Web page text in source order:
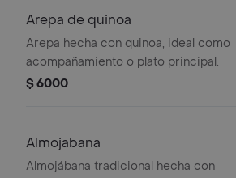
Arepa de quinoa
Arepa hecha con quinoa, ideal como
acompañamiento o plato principal.
$ 6000
Almojabana
Almojábana tradicional hecha con